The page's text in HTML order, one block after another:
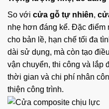
So với cửa gỗ tự nhiên,
nhẹ hơn đáng kể. Đặc điểm
cho bản lề, hạn chế tối đa
dài sử dụng, mà còn tạo
vận chuyển, thi công và lắp
thời gian và chi phí nhân
thiện công trình.